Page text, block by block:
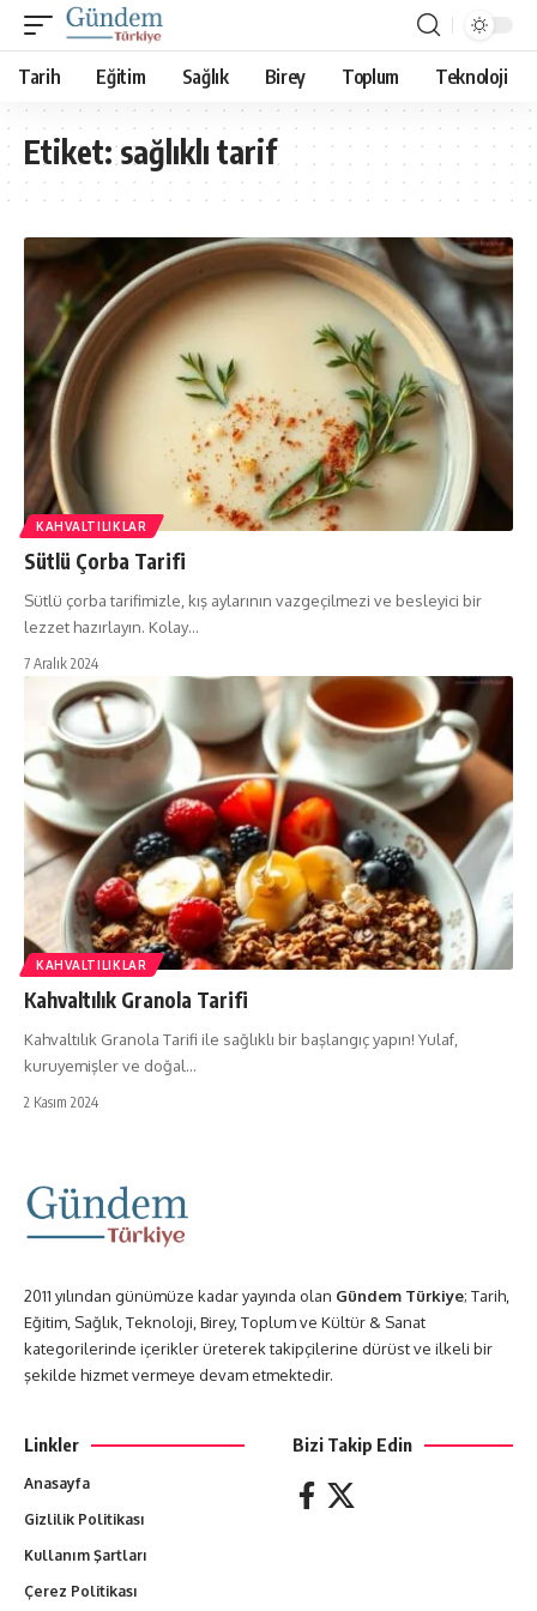
Tarih Eğitim Sağlık Birey Toplum Teknoloji
Etiket:sağlıklı tarif
KAHVALTILIKLAR
Sütlü Çorba Tarifi
Sütlü çorba tarifimizle, kış aylarının vazgeçilmezi ve besleyici bir
lezzet hazırlayın. Kolay…
7 Aralık 2024
KAHVALTILIKLAR
Kahvaltılık Granola Tarifi
Kahvaltılık Granola Tarifi ile sağlıklı bir başlangıç yapın! Yulaf,
kuruyemişler ve doğal…
2 Kasım 2024
2011 yılından günümüze kadar yayında olan Gündem Türkiye; Tarih,
Eğitim, Sağlık, Teknoloji, Birey, Toplum ve Kültür & Sanat
kategorilerinde içerikler üreterek takipçilerine dürüst ve ilkeli bir
şekilde hizmet vermeye devam etmektedir.
Linkler
Anasayfa
Gizlilik Politikası
Kullanım Şartları
Çerez Politikası
Bizi Takip Edin